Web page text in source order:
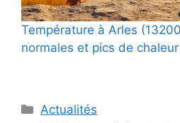
Température à Arles
normales et pics de chaleur
Catégories
Actualités